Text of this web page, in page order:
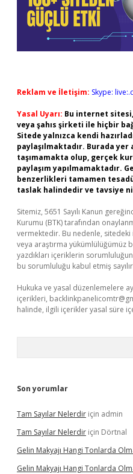
Reklam ve İletişim: Skype:
Yasal Uyarı: Bu internet
veya şahıs şirketi ile hiçbir
Sitede yalnızca kendi
paylaşılmaktadır. Burada
taşımamakta olup, gerçek
paylaşım yapılmamaktadır.
benzerlikleri tamamen
taslak halindedir ve tavsiye
Sitemiz, 5651 Sayılı Kanun
Kurumu (BTK) tarafından
vermektedir. Bu nedenle,
veya araştırma yükümlülüğümüz
yazdıkları içeriklerin
bu sorumluluğu kabul etmiş
Hukuka ve yasal düzenlemelere
içerikleri,
halinde, ilgili içerikler yasal süre
Son yorumlar
Tam Sayılar Nelerdir için admin
Tam Sayılar Nelerdir için Dörtnal
Gelin Makyajı Hangi Tonlarda
Gelin Makyajı Hangi Tonlarda